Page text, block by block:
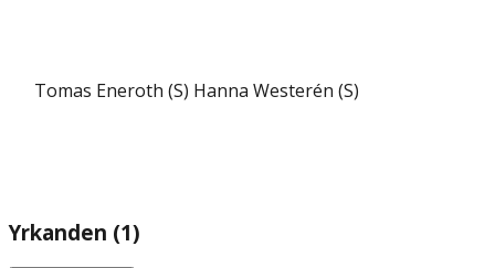
Tomas Eneroth (S) Hanna Westerén (S)
Yrkanden (1)